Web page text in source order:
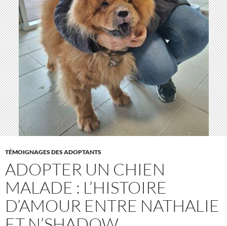
TÉMOIGNAGES DES ADOPTANTS
ADOPTER UN CHIEN
MALADE : L’HISTOIRE
D’AMOUR ENTRE NATHALIE